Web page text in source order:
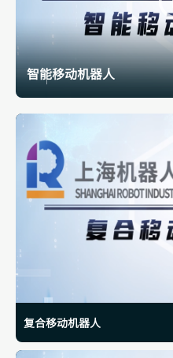
智能移动机器人
复合移动机器人